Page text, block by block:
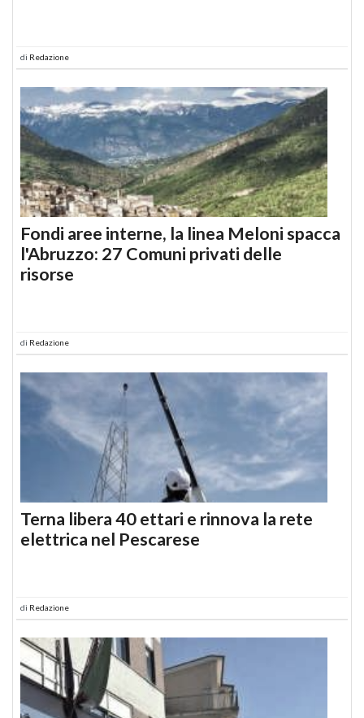
di Redazione
Fondi aree interne, la linea Meloni spacca
l'Abruzzo: 27 Comuni privati delle
risorse
di Redazione
Terna libera 40 ettari e rinnova la rete
elettrica nel Pescarese
di Redazione